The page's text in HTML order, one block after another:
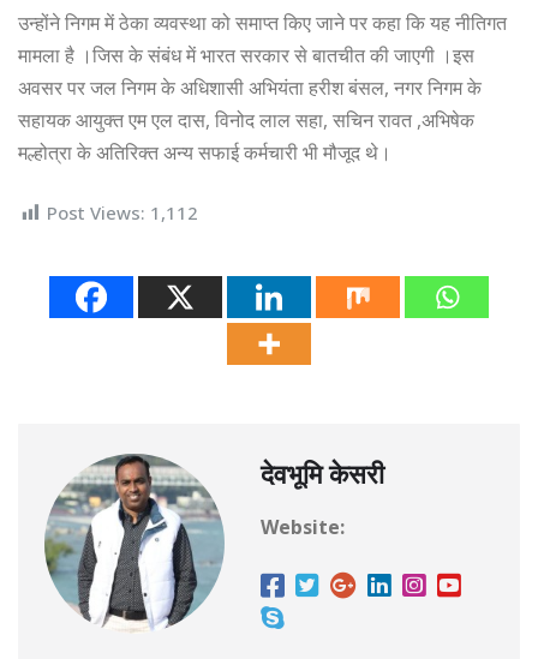
उन्होंने निगम में ठेका व्यवस्था को समाप्त किए जाने पर कहा कि यह नीतिगत
मामला है ।जिस के संबंध में भारत सरकार से बातचीत की जाएगी ।इस
अवसर पर जल निगम के अधिशासी अभियंता हरीश बंसल, नगर निगम के
सहायक आयुक्त एम एल दास, विनोद लाल सहा, सचिन रावत ,अभिषेक
मल्होत्रा के अतिरिक्त अन्य सफाई कर्मचारी भी मौजूद थे।
Post Views: 1,112
देवभूमि केसरी
Website: